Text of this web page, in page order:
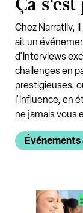
Chez Narratiiv,
ait un
d'interviews
challenges en
prestigieuses,
l'influence, en
ne jamais vous